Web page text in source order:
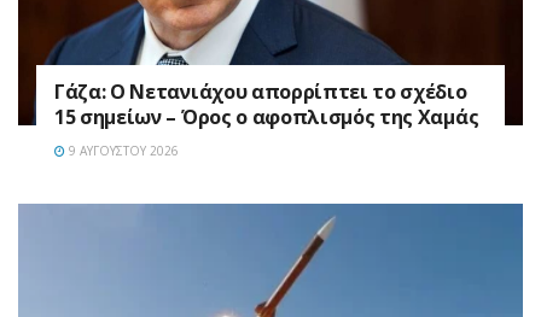
Γάζα: Ο Νετανιάχου απορρίπτει το σχέδιο
15 σημείων – Όρος ο αφοπλισμός της Χαμάς
9 ΑΥΓΟΎΣΤΟΥ 2026